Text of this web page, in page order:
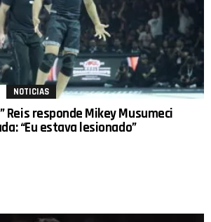
NOTICIAS
Reis responde Mikey Musumeci
“Eu estava lesionado”